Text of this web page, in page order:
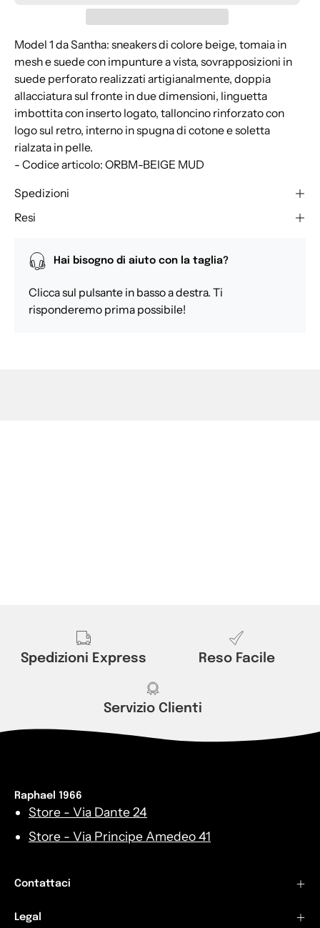
Model 1 da Santha: sneakers di colore beige, tomaia in
mesh e suede con impunture a vista, sovrapposizioni in
suede perforato realizzati artigianalmente, doppia
allacciatura sul fronte in due dimensioni, linguetta
imbottita con inserto logato, talloncino rinforzato con
logo sul retro, interno in spugna di cotone e soletta
rialzata in pelle.
- Codice articolo: ORBM-BEIGE MUD
Spedizioni
Resi
Hai bisogno di aiuto con la taglia?
Clicca sul pulsante in basso a destra. Ti
risponderemo prima possibile!
Spedizioni Express Reso Facile
Servizio Clienti
Raphael 1966
Store - Via Dante 24
Store - Via Principe Amedeo 41
Contattaci
Legal